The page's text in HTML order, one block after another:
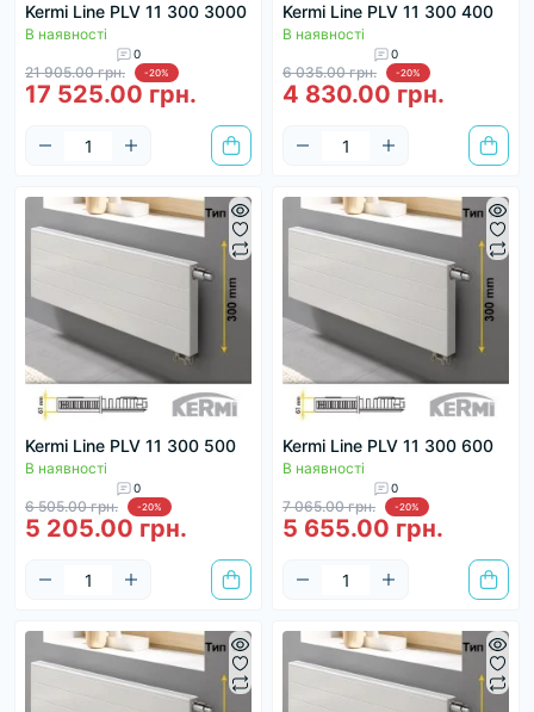
Kermi Line PLV 11 300 3000
В наявності
0
21 905.00 грн. -20%
17 525.00 грн.
Kermi Line PLV 11 300 400
В наявності
0
6 035.00 грн. -20%
4 830.00 грн.
Kermi Line PLV 11 300 500
В наявності
0
6 505.00 грн. -20%
5 205.00 грн.
Kermi Line PLV 11 300 600
В наявності
0
7 065.00 грн. -20%
5 655.00 грн.